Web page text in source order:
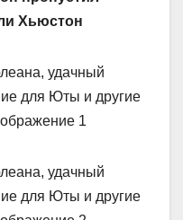
Хьюстон